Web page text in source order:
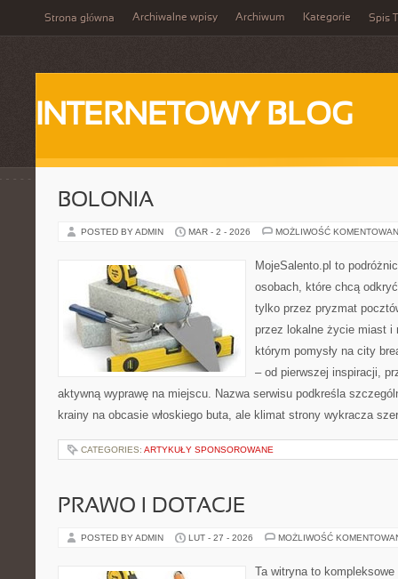
Strona główna Archiwalne wpisy Archiwum Kategorie Spis
INTERNETOWY BLOG
BOLONIA
POSTED BY ADMIN MAR - 2 - 2026 MOŻLIWOŚĆ
MojeSalento.pl to
osobach, które chcą
tylko przez pryzmat
przez lokalne życie miast i
którym pomysły na city
– od pierwszej inspiracji,
aktywną wyprawę na miejscu. Nazwa serwisu podkreśla
krainy na obcasie włoskiego buta, ale klimat strony wykracza
CATEGORIES: ARTYKUŁY SPONSOROWANE
PRAWO I DOTACJE
POSTED BY ADMIN LUT - 27 - 2026 MOŻLIWOŚĆ
Ta witryna to